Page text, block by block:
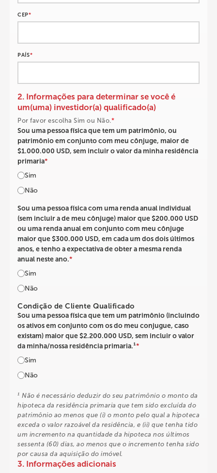
CEP*
PAÍS*
2. Informações para determinar se você é
um(uma) investidor(a) qualificado(a)
Por favor escolha Sim ou Não.*
Sou uma pessoa física que tem um patrimônio, ou
patrimônio em conjunto com meu cônjuge, maior de
$1.000.000 USD, sem incluir o valor da minha residência
primaria*
Sim
Não
Sou uma pessoa física com uma renda anual individual
(sem incluir a de meu cônjuge) maior que $200.000 USD
ou uma renda anual em conjunto com meu cônjuge
maior que $300.000 USD, em cada um dos dois últimos
anos, e tenho a expectativa de obter a mesma renda
anual neste ano.*
Sim
Não
Condição de Cliente Qualificado
Sou uma pessoa física que tem um patrimônio (incluindo
os ativos em conjunto com os do meu conjugue, caso
existam) maior que $2.200.000 USD, sem incluir o valor
da minha/nossa residência primaria.¹*
Sim
Não
¹ Não é necessário deduzir do seu patrimônio o monto da
hipoteca da residência primaria que tem sido excluída do
patrimônio ao menos que (i) o monto pelo qual a hipoteca
exceda o valor razoável da residência, e (ii) que tenha tido
um incremento na quantidade da hipoteca nos últimos
sessenta (60) dias, ao menos que o incremento tenha sido
por causa da aquisição do imóvel.
3. Informações adicionais